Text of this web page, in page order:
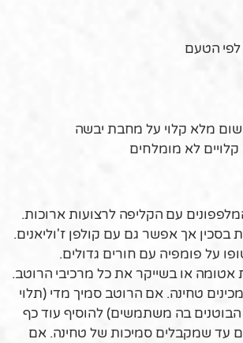
לפי הטעם
קלויים לא מומלחים
עם הקליפה לרצועות ארוכות.
בסכין אך אפשר גם עם קולפן ז'וליאנים.
על פומפיה עם חורים גדולים.
אטומה או בשייקר את כל מרכיבי הרוטב.
טחינה. אם הרוטב סמיך מדי (תלוי
בה משתמשים) להוסיף עוד כף
עד שמקבלים סמיכות של טחינה. אם